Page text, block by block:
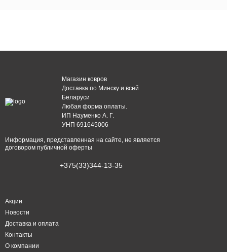
Магазин ковров
Доставка по Минску и всей
Беларуси
Любая форма оплаты.
ИП Науменко А. Г.
УНП 691645006
Информация, представленная на сайте, не является
договором публичной оферты
+375(33)344-13-35
Акции
Новости
Доставка и оплата
Контакты
О компании